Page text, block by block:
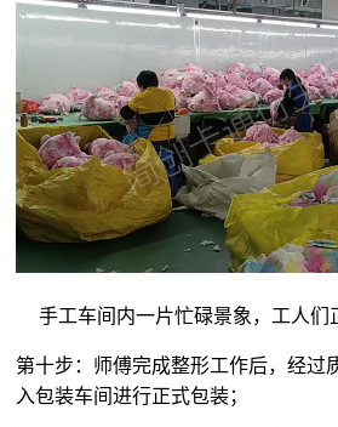
手工车间内一片忙碌景象，工人们
第十步：师傅完成整形工作后，经过
入包装车间进行正式包装；